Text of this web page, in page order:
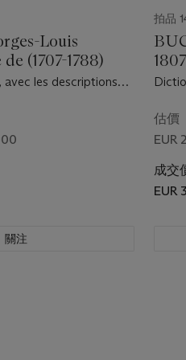
Louis
(1707-1788)
les descriptions
1824-1832.
關注
拍品
估價
EUR
成交
EUR